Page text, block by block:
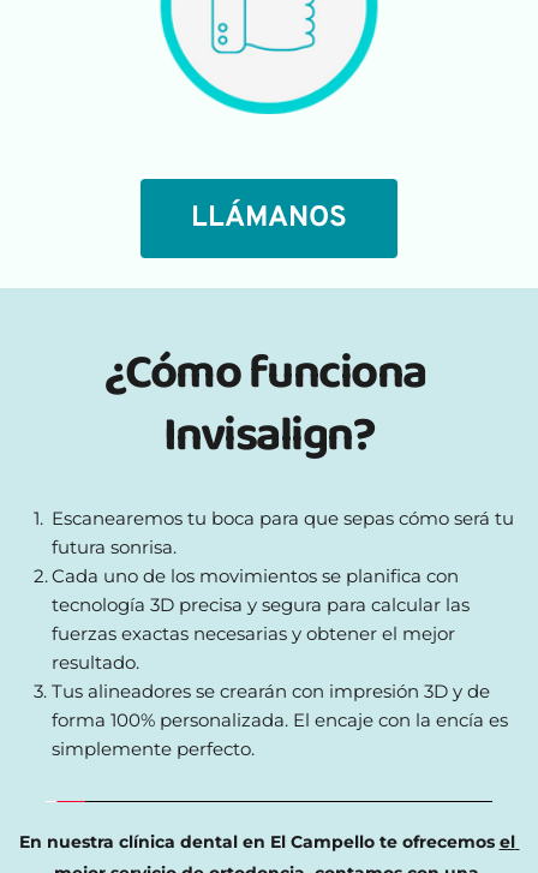
LLÁMANOS
¿Cómo funciona
Invisalign?
Escanearemos tu boca para que sepas cómo será tu
futura sonrisa.
Cada uno de los movimientos se planifica con
tecnología 3D precisa y segura para calcular las
fuerzas exactas necesarias y obtener el mejor
resultado.
Tus alineadores se crearán con impresión 3D y de
forma 100% personalizada. El encaje con la encía es
simplemente perfecto.
En nuestra clínica dental en El Campello te ofrecemos el